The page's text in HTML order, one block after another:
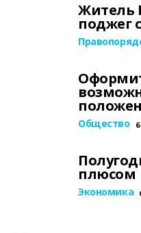
Житель
поджег
Общество
плюсом
Экономика